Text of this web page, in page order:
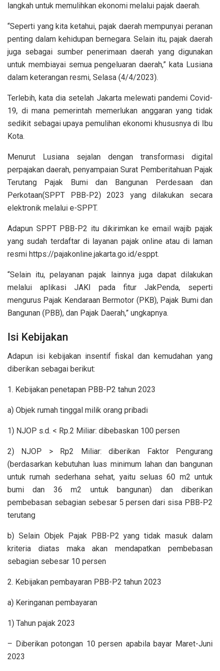
langkah untuk memulihkan ekonomi melalui pajak daerah.
“Seperti yang kita ketahui, pajak daerah mempunyai peranan
penting dalam kehidupan bernegara. Selain itu, pajak daerah
juga sebagai sumber penerimaan daerah yang digunakan
untuk membiayai semua pengeluaran daerah,” kata Lusiana
dalam keterangan resmi, Selasa (4/4/2023).
Terlebih, kata dia setelah Jakarta melewati pandemi Covid-
19, di mana pemerintah memerlukan anggaran yang tidak
sedikit sebagai upaya pemulihan ekonomi khususnya di Ibu
Kota.
Menurut Lusiana sejalan dengan transformasi digital
perpajakan daerah, penyampaian Surat Pemberitahuan Pajak
Terutang Pajak Bumi dan Bangunan Perdesaan dan
Perkotaan(SPPT PBB-P2) 2023 yang dilakukan secara
elektronik melalui e-SPPT.
Adapun SPPT PBB-P2 itu dikirimkan ke email wajib pajak
yang sudah terdaftar di layanan pajak online atau di laman
resmi https://pajakonline.jakarta.go.id/esppt.
“Selain itu, pelayanan pajak lainnya juga dapat dilakukan
melalui aplikasi JAKI pada fitur JakPenda, seperti
mengurus Pajak Kendaraan Bermotor (PKB), Pajak Bumi dan
Bangunan (PBB), dan Pajak Daerah,” ungkapnya.
Isi Kebijakan
Adapun isi kebijakan insentif fiskal dan kemudahan yang
diberikan sebagai berikut:
1. Kebijakan penetapan PBB-P2 tahun 2023
a) Objek rumah tinggal milik orang pribadi
1) NJOP s.d. < Rp.2 Miliar: dibebaskan 100 persen
2) NJOP > Rp2 Miliar: diberikan Faktor Pengurang
(berdasarkan kebutuhan luas minimum lahan dan bangunan
untuk rumah sederhana sehat, yaitu seluas 60 m2 untuk
bumi dan 36 m2 untuk bangunan) dan diberikan
pembebasan sebagian sebesar 5 persen dari sisa PBB-P2
terutang
b) Selain Objek Pajak PBB-P2 yang tidak masuk dalam
kriteria diatas maka akan mendapatkan pembebasan
sebagian sebesar 10 persen
2. Kebijakan pembayaran PBB-P2 tahun 2023
a) Keringanan pembayaran
1) Tahun pajak 2023
– Diberikan potongan 10 persen apabila bayar Maret-Juni
2023